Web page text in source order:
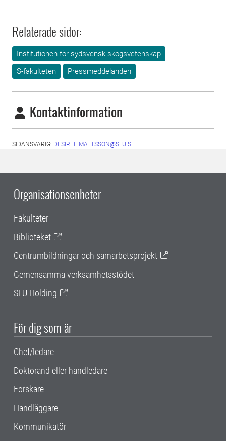
Relaterade sidor:
Institutionen för sydsvensk skogsvetenskap
S-fakulteten
Pressmeddelanden
Kontaktinformation
SIDANSVARIG: DESIREE.MATTSSON@SLU.SE
Organisationsenheter
Fakulteter
Biblioteket
Centrumbildningar och samarbetsprojekt
Gemensamma verksamhetsstödet
SLU Holding
För dig som är
Chef/ledare
Doktorand eller handledare
Forskare
Handläggare
Kommunikatör